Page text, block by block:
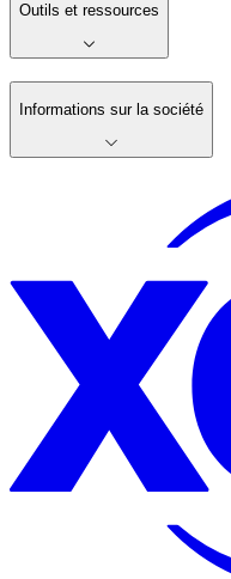
Outils et ressources
Informations sur la société